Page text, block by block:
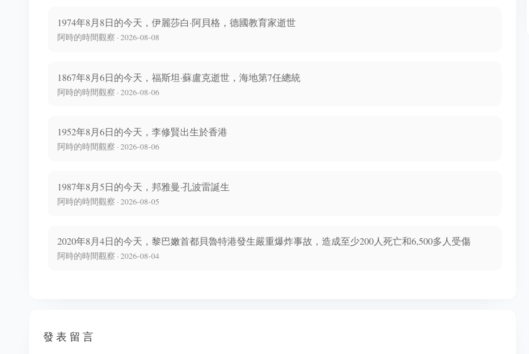
1974年8月8日的今天，伊麗莎白·阿貝格，德國教育家逝世
阿時的時間觀察 · 2026-08-08
1867年8月6日的今天，福斯坦·蘇盧克逝世，海地第7任總統
阿時的時間觀察 · 2026-08-06
1952年8月6日的今天，李修賢出生於香港
阿時的時間觀察 · 2026-08-06
1987年8月5日的今天，邦雅曼·孔波雷誕生
阿時的時間觀察 · 2026-08-05
2020年8月4日的今天，黎巴嫩首都貝魯特港發生嚴重爆炸事故，造成至少200人死亡和6,500多人受傷
阿時的時間觀察 · 2026-08-04
發表留言